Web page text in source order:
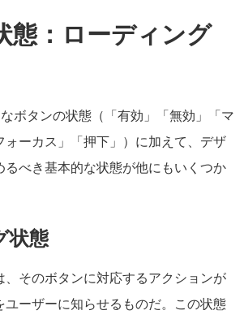
態：ローディング
ボタンの状態（「有効」「無効」「マ
ォーカス」「押下」）に加えて、デザ
るべき基本的な状態が他にもいくつか
状態
、そのボタンに対応するアクションが
ユーザーに知らせるものだ。この状態